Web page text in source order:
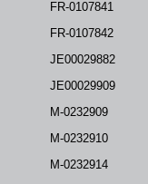
FR-0107841
FR-0107842
JE00029882
JE00029909
M-0232909
M-0232910
M-0232914